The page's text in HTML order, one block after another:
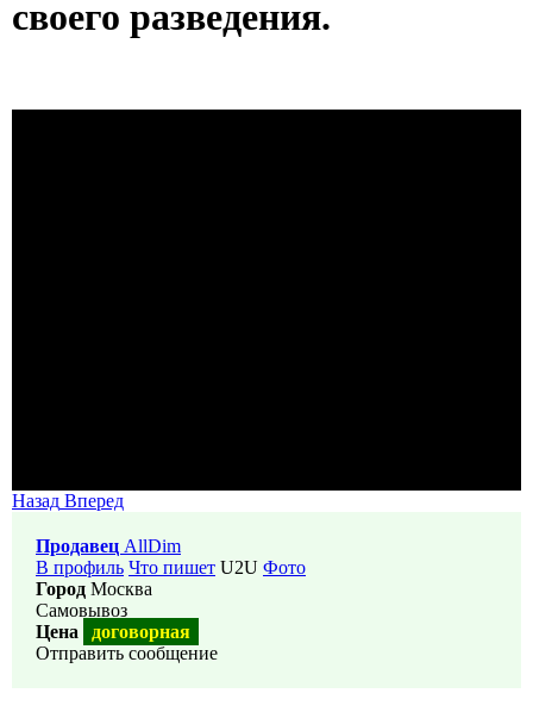
своего разведения.
Назад Вперед
Продавец AllDim
В профиль Что пишет U2U Фото
Город Москва
Самовывоз
Цена
договорная
Отправить сообщение